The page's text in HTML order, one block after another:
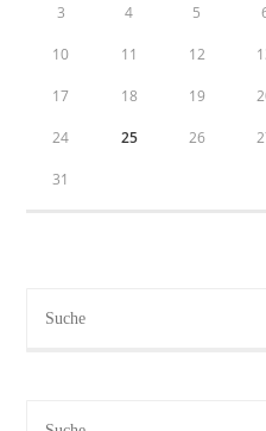
3 4 5
10 11 12
17 18 19
24 25 26
31